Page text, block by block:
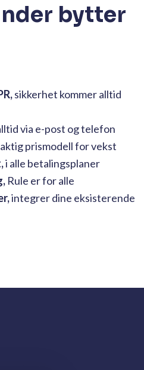
bytter
sikkerhet kommer alltid
via e-post og telefon
prismodell for vekst
i alle betalingsplaner
Rule er for alle
integrer dine eksisterende